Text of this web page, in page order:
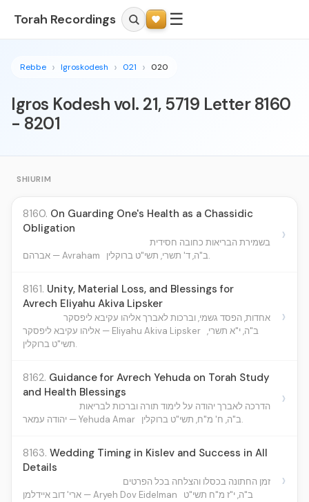
Torah Recordings ☰
Rebbe Igroskodesh 021 020
Igros Kodesh vol. 21, 5719 Letter 8160
- 8201
SHIURIM
8160. On Guarding One's Health as a Chassidic
Obligation
בשמירת הבריאות כחובה חסידית
אברהם — Avraham
ב"ה, ד' תשרי, תשי"ט ברוקלין.
›
8161. Unity, Material Loss, and Blessings for
Avrech Eliyahu Akiva Lipsker
אחדות, הפסד גשמי, וברכות לאברך אליהו עקיבא ליפסקר
אליהו עקיבא ליפסקר — Eliyahu Akiva Lipsker ב"ה, י"א תשרי,
תשי"ט ברוקלין.
›
8162. Guidance for Avrech Yehuda on Torah Study
and Health Blessings
הדרכה לאברך יהודה על לימוד תורה וברכות לבריאות
יהודה עמאר — Yehuda Amar
ב"ה, ח' מ"ח, תשי"ט ברוקלין.
›
8163. Wedding Timing in Kislev and Success in All
Details
זמן החתונה בכסלו והצלחה בכל הפרטים
ארי' דוב איידלמן — Aryeh Dov Eidelman
ב"ה, י"ז מ"ח תשי"ט
›